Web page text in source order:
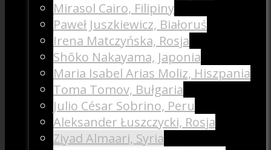
Mirasol Cairo, Filipiny
Paweł Juszkiewicz, Białoruś
Irena Matczyńska, Rosja
Shōko Nakayama, Japonia
Maria Isabel Arias Moliz, Hiszpania
Toma Tomov, Bułgaria
Julio César Sobrino, Peru
Aleksander Łuszczycki, Rosja
Ziyad Almaari, Syria